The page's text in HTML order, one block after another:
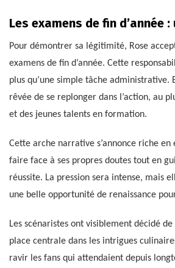
Les examens de fin d’année
Pour démontrer sa légitimité, Rose
examens de fin d’année. Cette
plus qu’une simple tâche administrative.
rêvée de se replonger dans l’action, au
et des jeunes talents en formation.
Cette arche narrative s’annonce riche en
faire face à ses propres doutes tout en
réussite. La pression sera intense, mais
une belle opportunité de renaissance
Les scénaristes ont visiblement décidé
place centrale dans les intrigues
ravir les fans qui attendaient depuis